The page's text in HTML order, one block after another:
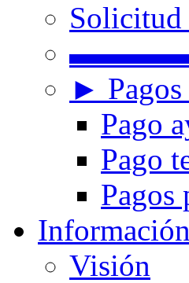
Solicitud
► Pagos
Pago
Pago
Pagos
Visión